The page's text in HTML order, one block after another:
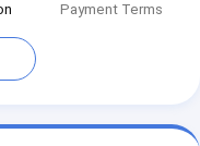
Payment Terms